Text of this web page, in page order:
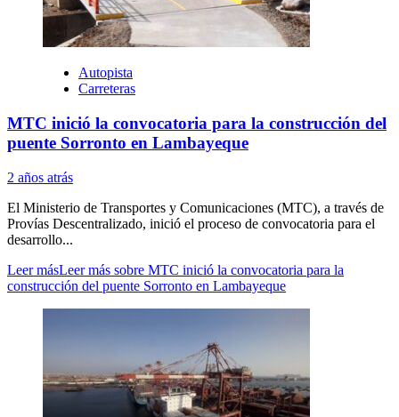
Autopista
Carreteras
MTC inició la convocatoria para la construcción del
puente Sorronto en Lambayeque
2 años atrás
El Ministerio de Transportes y Comunicaciones (MTC), a través de
Provías Descentralizado, inició el proceso de convocatoria para el
desarrollo...
Leer másLeer más sobre MTC inició la convocatoria para la
construcción del puente Sorronto en Lambayeque